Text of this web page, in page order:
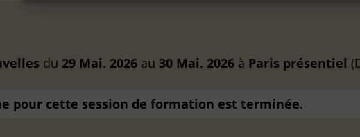
du 29 Mai. 2026 au 30 Mai. 2026 à Paris présentiel
pour cette session de formation est terminée.